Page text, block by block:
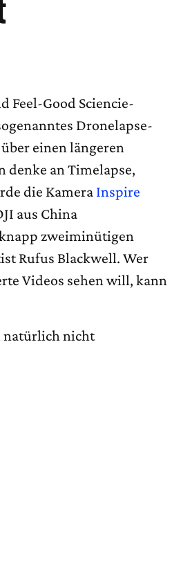
Feel-Good Sciencie-
Dronelapse-
einen längeren
denke an Timelapse,
die Kamera Inspire
aus China
zweiminütigen
Rufus Blackwell. Wer
Videos sehen will, kann
natürlich nicht